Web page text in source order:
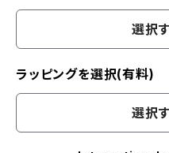
選択す
ラッピングを選択(有料)
選択す